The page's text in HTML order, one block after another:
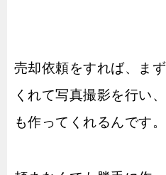
売却依頼をすれば、ま
くれて写真撮影を行い
も作ってくれるんです。